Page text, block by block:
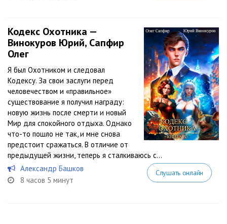
Кодекс Охотника —
Винокуров Юрий, Сапфир
Олег
Я был Охотником и следовал
Кодексу. За свои заслуги перед
человечеством и «правильное»
существование я получил награду:
новую жизнь после смерти и новый
Мир для спокойного отдыха. Однако
что-то пошло не так, и мне снова
предстоит сражаться. В отличие от
предыдущей жизни, теперь я сталкиваюсь с...
Александр Башков
8 часов 5 минут
Слушать онлайн